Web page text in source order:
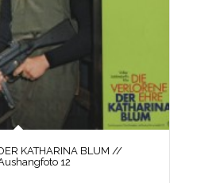
KATHARINA BLUM //
12